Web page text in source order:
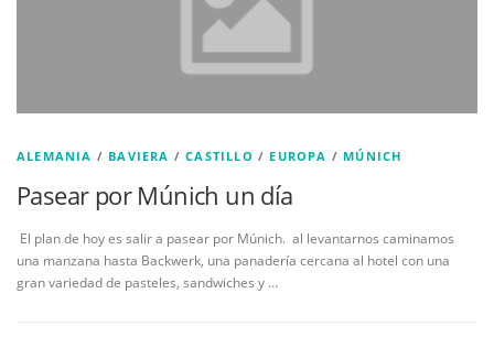
ALEMANIA / BAVIERA /CASTILLO / EUROPA / MÚNICH
Pasear por Múnich un día
El plan de hoy es salir a pasear por Múnich. al levantarnos caminamos
una manzana hasta Backwerk, una panadería cercana al hotel con una
gran variedad de pasteles, sandwiches y …